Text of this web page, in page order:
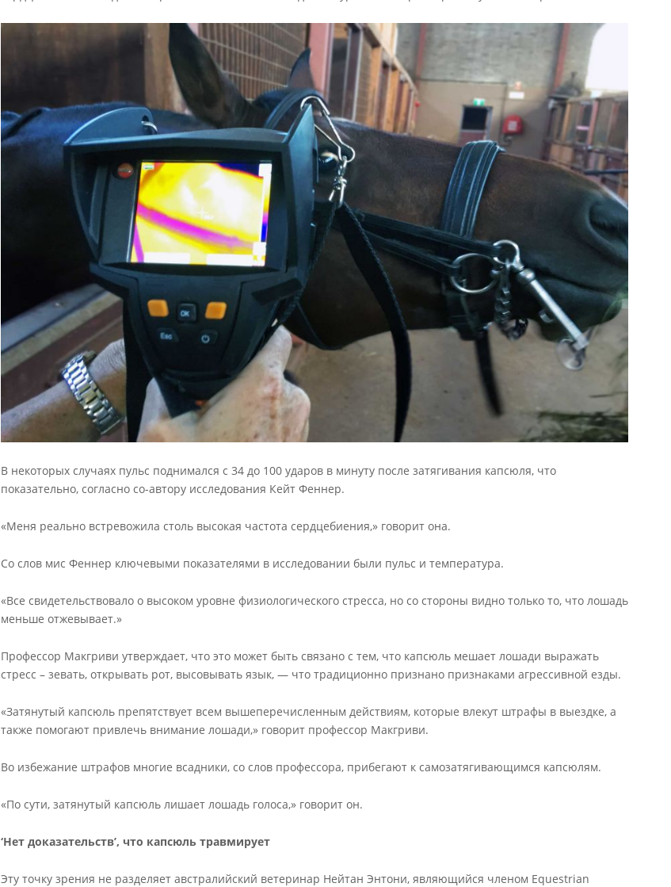
В некоторых случаях пульс поднимался с 34 до 100 ударов в минуту после затягивания капсюля, что
показательно, согласно со-автору исследования Кейт Феннер.
«Меня реально встревожила столь высокая частота сердцебиения,» говорит она.
Со слов мис Феннер ключевыми показателями в исследовании были пульс и температура.
«Все свидетельствовало о высоком уровне физиологического стресса, но со стороны видно только то, что лошадь
меньше отжевывает.»
Профессор Макгриви утверждает, что это может быть связано с тем, что капсюль мешает лошади выражать
стресс – зевать, открывать рот, высовывать язык, — что традиционно признано признаками агрессивной езды.
«Затянутый капсюль препятствует всем вышеперечисленным действиям, которые влекут штрафы в выездке, а
также помогают привлечь внимание лошади,» говорит профессор Макгриви.
Во избежание штрафов многие всадники, со слов профессора, прибегают к самозатягивающимся капсюлям.
«По сути, затянутый капсюль лишает лошадь голоса,» говорит он.
‘Нет доказательств’, что капсюль травмирует
Эту точку зрения не разделяет австралийский ветеринар Нейтан Энтони, являющийся членом Equestrian